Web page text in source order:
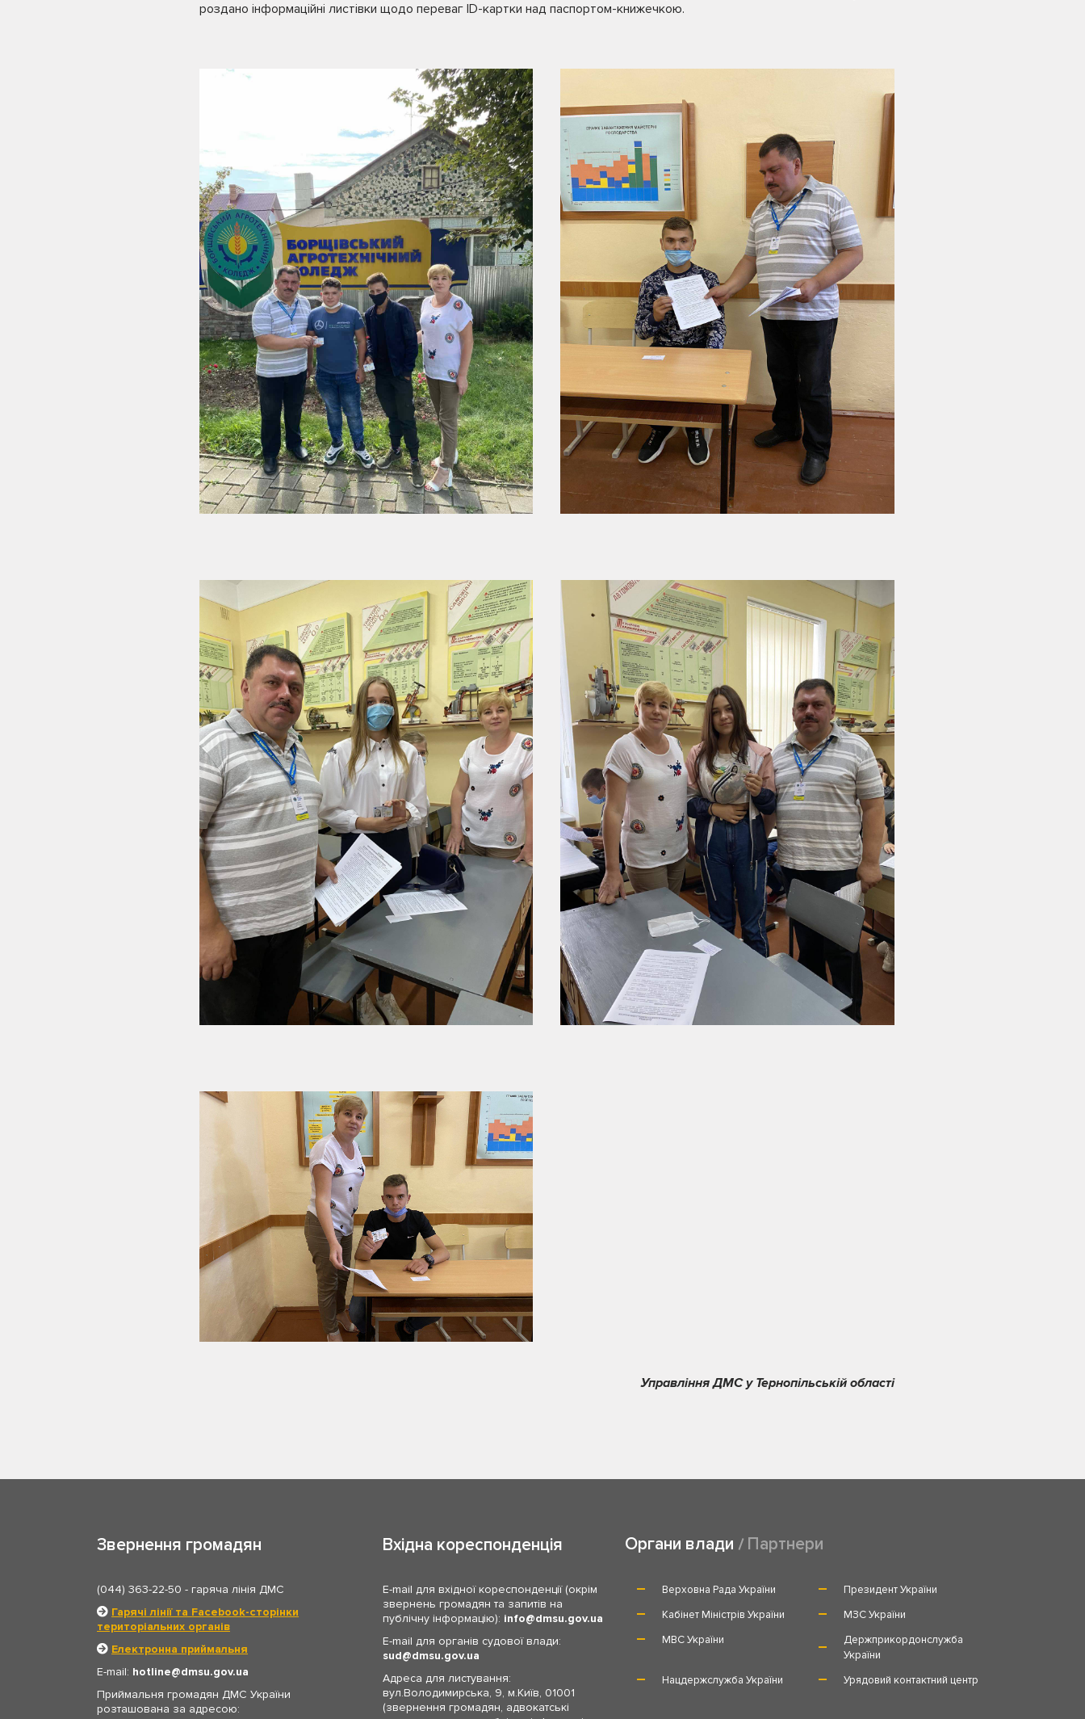
роздано інформаційні листівки щодо переваг ІD-картки над паспортом-книжечкою.
Управління ДМС у Тернопільській області
Звернення громадян
(044) 363-22-50 - гаряча лінія ДМС
Гарячі лінії та Facebook-сторінки
територіальних органів
Електронна приймальня
E-mail: hotline
dmsu.gov.ua
Приймальня громадян ДМС України
розташована за адресою:
Вхідна кореспонденція
E-mail для вхідної кореспонденції (окрім
звернень громадян та запитів на
публічну інформацію): info
dmsu.gov.ua
E-mail для органів судової влади:
sud
dmsu.gov.ua
Адреса для листування:
вул.Володимирська, 9, м.Київ, 01001
(звернення громадян, адвокатські
Органи влади Партнери
Верховна Рада України
Президент України
Кабінет Міністрів України
МЗС України
МВС України
Держприкордонслужба
України
Нацдержслужба України
Урядовий контактний центр